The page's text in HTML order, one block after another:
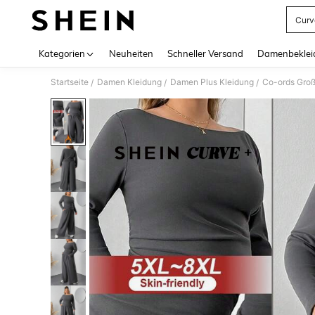
Kategorien Neuheiten Schneller Versand
Startseite / Damen Kleidung / Damen Plus Kleidung / Co-ords